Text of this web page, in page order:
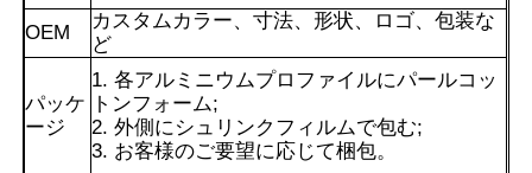
OEM
カスタムカラー、寸法、形状、ロゴ、包装な
ど
パッケ
ージ
1. 各アルミニウムプロファイルにパールコッ
トンフォーム;
2. 外側にシュリンクフィルムで包む;
3. お客様のご要望に応じて梱包。